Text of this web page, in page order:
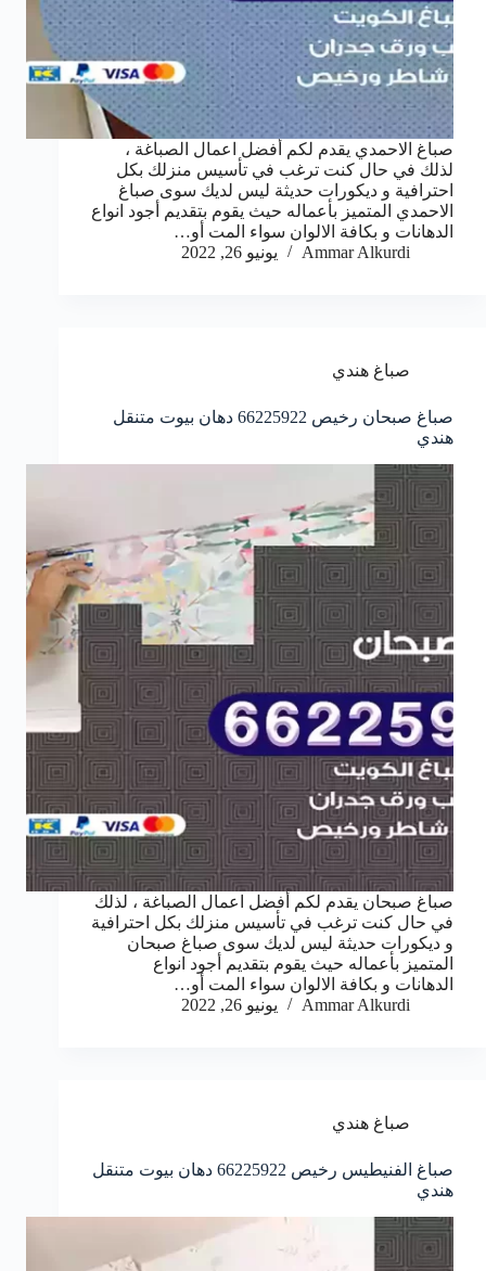
صباغ الاحمدي يقدم لكم أفضل اعمال الصباغة ،
لذلك في حال كنت ترغب في تأسيس منزلك بكل
احترافية و ديكورات حديثة ليس لديك سوى صباغ
الاحمدي المتميز بأعماله حيث يقوم بتقديم أجود انواع
الدهانات و بكافة الالوان سواء المت أو…
Ammar Alkurdi
يونيو 26, 2022
صباغ هندي
صباغ صبحان رخيص 66225922 دهان بيوت متنقل
هندي
صباغ صبحان يقدم لكم أفضل اعمال الصباغة ، لذلك
في حال كنت ترغب في تأسيس منزلك بكل احترافية
و ديكورات حديثة ليس لديك سوى صباغ صبحان
المتميز بأعماله حيث يقوم بتقديم أجود انواع
الدهانات و بكافة الالوان سواء المت أو…
Ammar Alkurdi
يونيو 26, 2022
صباغ هندي
صباغ الفنيطيس رخيص 66225922 دهان بيوت متنقل
هندي